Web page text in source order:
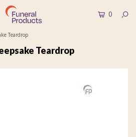
0
Teardrop
Teardrop